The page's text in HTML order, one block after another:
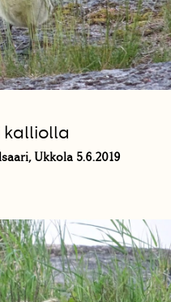
kalliolla
Ukkola 5.6.2019